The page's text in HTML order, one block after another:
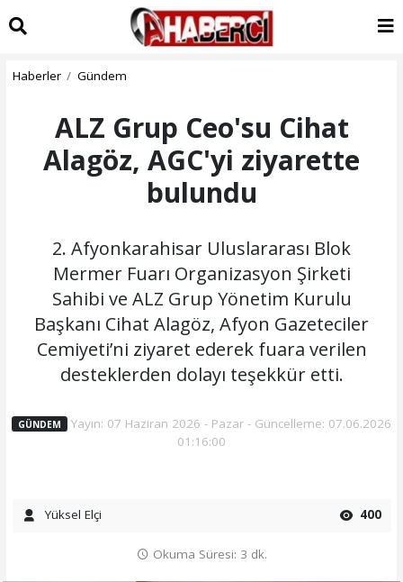
Haberler Gündem
ALZ Grup Ceo'su Cihat
Alagöz, AGC'yi ziyarette
bulundu
2. Afyonkarahisar Uluslararası Blok
Mermer Fuarı Organizasyon Şirketi
Sahibi ve ALZ Grup Yönetim Kurulu
Başkanı Cihat Alagöz, Afyon Gazeteciler
Cemiyeti’ni ziyaret ederek fuara verilen
desteklerden dolayı teşekkür etti.
GÜNDEM Yayın: 07 Haziran 2026 - Pazar - Güncelleme: 07.06.2026
01:16:00
Yüksel Elçi 400
Okuma Süresi: 3 dk.